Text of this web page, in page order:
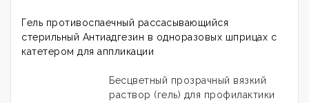
Гель противоспаечный рассасывающийся
стерильный Антиадгезин в одноразовых шприцах с
катетером для аппликации
Бесцветный прозрачный вязкий
раствор (гель) для профилактики